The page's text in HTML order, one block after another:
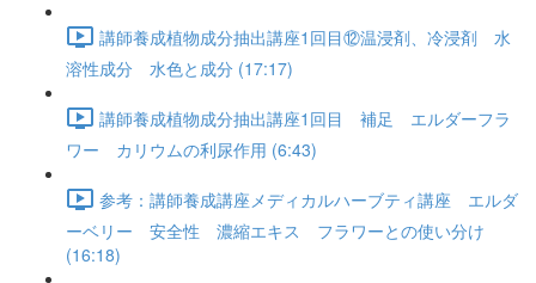
講師養成植物成分抽出講座1回目⑫温浸剤、冷浸剤 水
溶性成分 水色と成分 (17:17)
講師養成植物成分抽出講座1回目 補足 エルダーフラ
ワー カリウムの利尿作用 (6:43)
参考：講師養成講座メディカルハーブティ講座 エルダ
ーベリー 安全性 濃縮エキス フラワーとの使い分け
(16:18)